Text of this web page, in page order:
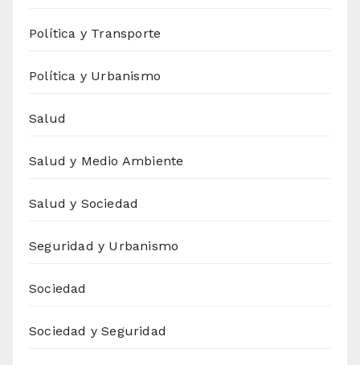
Política y Transporte
Política y Urbanismo
Salud
Salud y Medio Ambiente
Salud y Sociedad
Seguridad y Urbanismo
Sociedad
Sociedad y Seguridad